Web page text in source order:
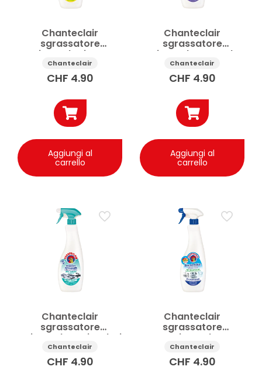
Chanteclair
sgrassatore
universale Limone
spray 750ml
Chanteclair
CHF 4.90
Aggiungi al
carrello
Chanteclair
sgrassatore
universale Lavanda
spray 750ml
Chanteclair
CHF 4.90
Aggiungi al
carrello
Chanteclair
sgrassatore
universale Anti-Odori
spray 750ml
Chanteclair
CHF 4.90
Chanteclair
sgrassatore
universale
Bicarbonato spray
750ml
Chanteclair
CHF 4.90